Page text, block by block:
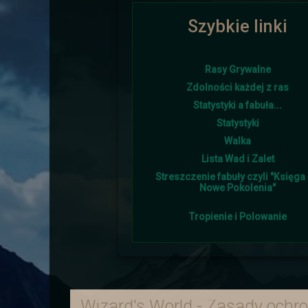
Ponownie i w tym roku lato
Śniegu napadało w
Burmistrz otrzymał od
Szybkie linki
Rasy Grywalne
Zdolności każdej z ras
Statystyki a fabuła...
Statystyki
Walka
Lista Wad i Zalet
Streszczenie fabuły czyli "Księga
Nowe Pokolenia"
Tropienie i Polowanie